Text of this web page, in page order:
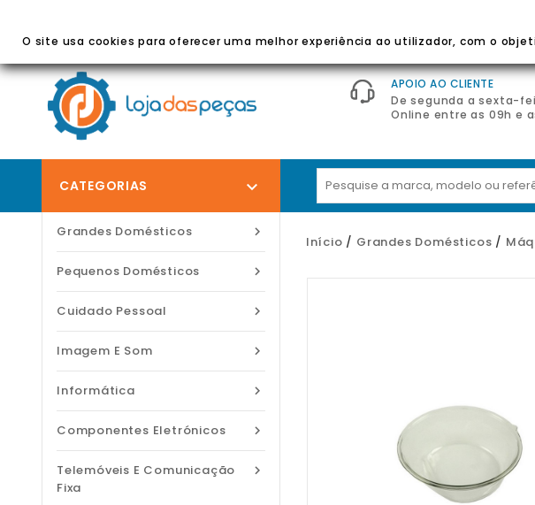
APOIO AO CLIENTE
De segunda a sexta-
Online entre as 09h e
CATEGORIAS 

Grandes Domésticos

Pequenos Domésticos

Cuidado Pessoal

Imagem E Som

Informática

Componentes Eletrónicos

Telemóveis E Comunicação
Fixa
Início Grandes Domésticos
O site usa cookies para oferecer uma melhor experiência ao utilizador, com o